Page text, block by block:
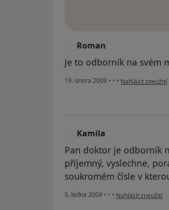
Roman
Je to odborník na svém
19. února 2009 • • • podle názoru
Nahlásit zneužití
Kamila
Pan doktor je odborník
příjemný, vyslechne,
soukromém čísle v
5. ledna 2009 • • • podle názoru
Nahlásit zneužití